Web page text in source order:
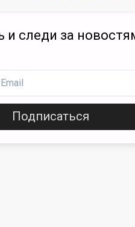
и следи за
Подписаться